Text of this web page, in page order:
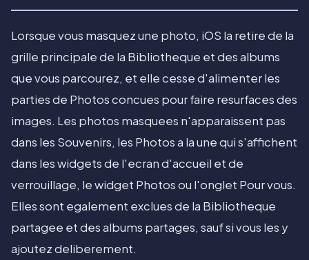
Lorsque vous masquez une photo, iOS la retire de la
grille principale de la Bibliotheque et des albums
que vous parcourez, et elle cesse d'alimenter les
parties de Photos concues pour faire resurfaces des
images. Les photos masquees n'apparaissent pas
dans les Souvenirs, les Photos a la une qui s'affichent
dans les widgets de l'ecran d'accueil et de
verrouillage, le widget Photos ou l'onglet Pour vous.
Elles sont egalement exclues de la Bibliotheque
partagee et des albums partages, sauf si vous les y
ajoutez deliberement.